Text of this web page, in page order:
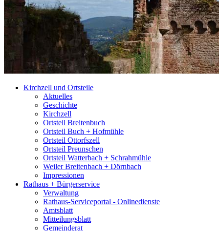
Kirchzell und Ortsteile
Aktuelles
Geschichte
Kirchzell
Ortsteil Breitenbuch
Ortsteil Buch + Hofmühle
Ortsteil Ottorfszell
Ortsteil Preunschen
Ortsteil Watterbach + Schrahmühle
Weiler Breitenbach + Dörnbach
Impressionen
Rathaus + Bürgerservice
Verwaltung
Rathaus-Serviceportal - Onlinedienste
Amtsblatt
Mitteilungsblatt
Gemeinderat